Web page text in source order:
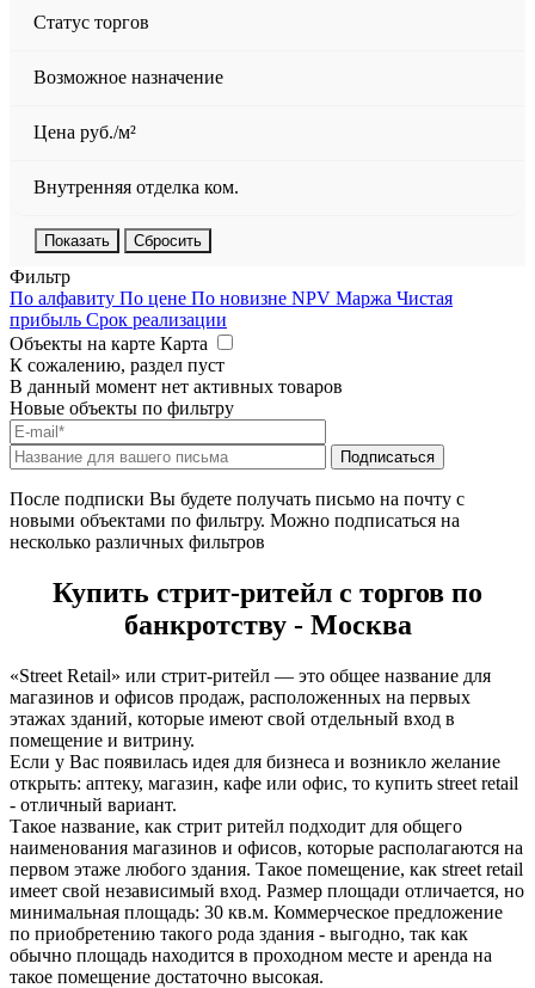
Статус торгов
Возможное назначение
Цена руб./м²
Внутренняя отделка ком.
Сбросить
Фильтр
По алфавиту По цене По новизне NPV Маржа Чистая
прибыль Срок реализации
Объекты на карте Карта
К сожалению, раздел пуст
В данный момент нет активных товаров
Новые объекты по фильтру
После подписки Вы будете получать письмо на почту с
новыми объектами по фильтру. Можно подписаться на
несколько различных фильтров
Купить стрит-ритейл с торгов по
банкротству - Москва
«Street Retail» или стрит-ритейл — это общее название для
магазинов и офисов продаж, расположенных на первых
этажах зданий, которые имеют свой отдельный вход в
помещение и витрину.
Если у Вас появилась идея для бизнеса и возникло желание
открыть: аптеку, магазин, кафе или офис, то купить street retail
- отличный вариант.
Такое название, как стрит ритейл подходит для общего
наименования магазинов и офисов, которые располагаются на
первом этаже любого здания. Такое помещение, как street retail
имеет свой независимый вход. Размер площади отличается, но
минимальная площадь: 30 кв.м. Коммерческое предложение
по приобретению такого рода здания - выгодно, так как
обычно площадь находится в проходном месте и аренда на
такое помещение достаточно высокая.